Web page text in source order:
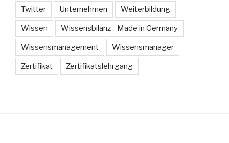
Twitter Unternehmen Weiterbildung
Wissen Wissensbilanz - Made in Germany
Wissensmanagement Wissensmanager
Zertifikat Zertifikatslehrgang